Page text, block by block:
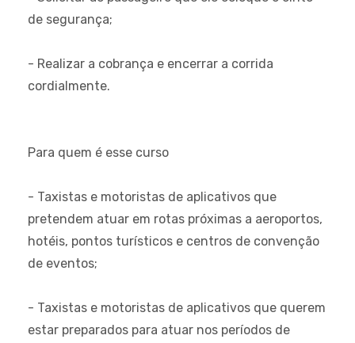
de segurança;
- Realizar a cobrança e encerrar a corrida
cordialmente.
Para quem é esse curso
- Taxistas e motoristas de aplicativos que
pretendem atuar em rotas próximas a aeroportos,
hotéis, pontos turísticos e centros de convenção
de eventos;
- Taxistas e motoristas de aplicativos que querem
estar preparados para atuar nos períodos de